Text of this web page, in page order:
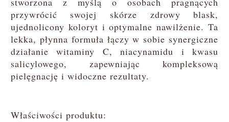
przywrócić swojej skórze zdrowy blask,
ujednolicony koloryt i optymalne nawilżenie. Ta
lekka, płynna formuła łączy w sobie synergiczne
działanie witaminy C, niacynamidu i kwasu
salicylowego, zapewniając kompleksową
pielęgnację i widoczne rezultaty.
Właściwości produktu: